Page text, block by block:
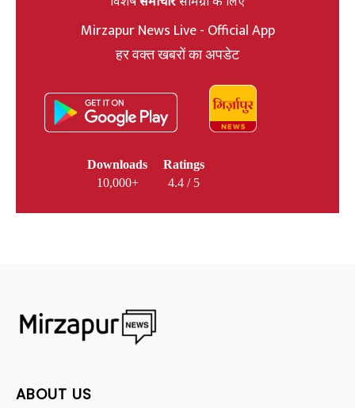
Mirzapur News Live - Official App
हर वक्त खबरों का अपडेट
Downloads
10,000+
Ratings
4.4 / 5
ABOUT US